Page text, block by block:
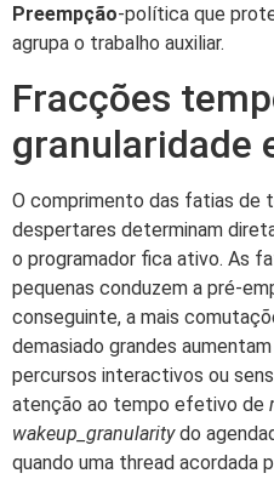
Preempção-política que
agrupa o trabalho auxiliar.
Fracções
granularidade
O comprimento das fatias de
despertares determinam
o programador fica ativo. As
pequenas conduzem a pré-
conseguinte, a mais
demasiado grandes
percursos interactivos ou
atenção ao tempo efetivo de
wakeup_granularitydo
quando uma thread acordada